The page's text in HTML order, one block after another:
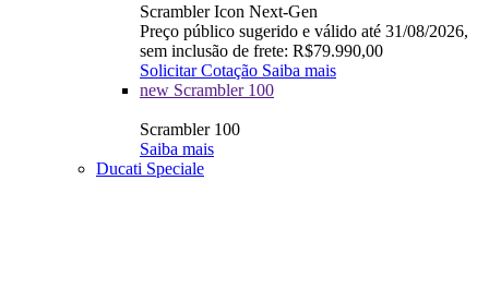
Scrambler Icon Next-Gen
Preço público sugerido e válido até 31/08/2026,
sem inclusão de frete: R$79.990,00
Solicitar Cotação Saiba mais
new Scrambler 100
Scrambler 100
Saiba mais
Ducati Speciale